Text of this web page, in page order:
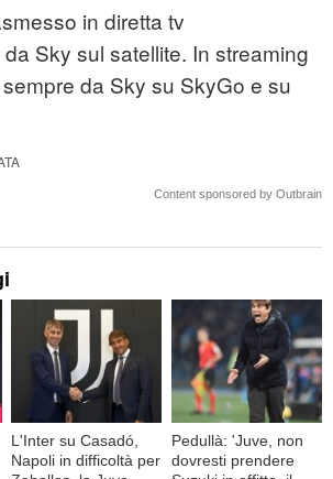
in diretta tv
Sky sul satellite. In streaming
da Sky su SkyGo e su
Content sponsored by Outbrain
L'Inter su Casadó,
Napoli in difficoltà per
Pedullà: 'Juve, non
dovresti prendere